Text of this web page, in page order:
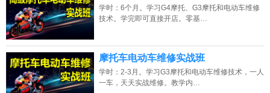
学时：6个月。学习G4摩托、G3摩托和电动车维修
技术。学完即可直接开店。零基…
摩托车电动车维修实战班
学时：2-3月。学习G3摩托和电动车维修技术，一人
一车，天天实战维修。教学内…